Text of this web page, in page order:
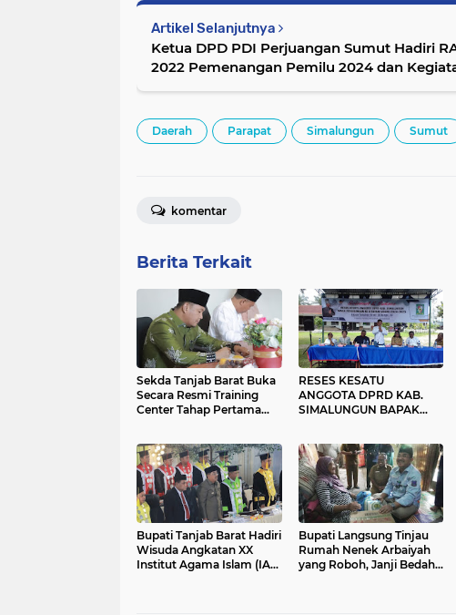
Artikel Selanjutnya
Ketua DPD PDI Perjuangan Sumut Hadiri
2022 Pemenangan Pemilu 2024 dan
Daerah Parapat Simalungun Sumut
komentar
Berita Terkait
Sekda Tanjab Barat Buka
Secara Resmi Training
Center Tahap Pertama
RESES KESATU
ANGGOTA DPRD KAB.
SIMALUNGUN BAPAK
SUKA - CITA
Bupati Tanjab Barat Hadiri
Wisuda Angkatan XX
Institut Agama Islam (IAI)
Bupati Langsung Tinjau
Rumah Nenek Arbaiyah
yang Roboh, Janji Bedah